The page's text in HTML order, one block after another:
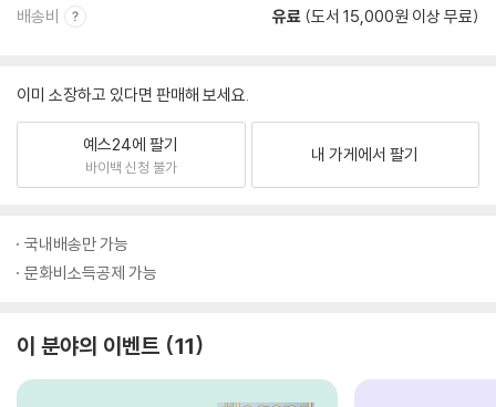
배송비 유료 (도서 15,000원 이상 무료)
이미 소장하고 있다면 판매해 보세요.
예스24에 팔기
바이백 신청 불가
내 가게에서 팔기
국내배송만 가능
문화비소득공제 가능
이 분야의 이벤트 11